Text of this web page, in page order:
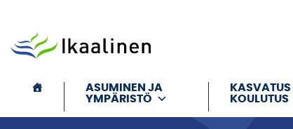
ASUMINEN JA
YMPÄRISTÖ
KOULUTUS